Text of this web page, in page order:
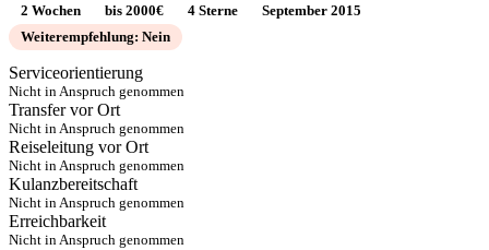
2 Wochen
bis 2000€ 4 Sterne
September 2015
Weiterempfehlung: Nein
Serviceorientierung
Nicht in Anspruch genommen
Transfer vor Ort
Nicht in Anspruch genommen
Reiseleitung vor Ort
Nicht in Anspruch genommen
Kulanzbereitschaft
Nicht in Anspruch genommen
Erreichbarkeit
Nicht in Anspruch genommen